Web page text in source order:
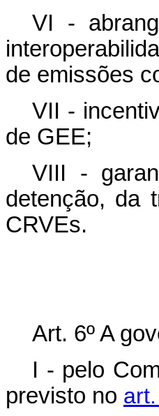
VI -
de emissões
VII -
de GEE;
VIII -
detenção, da
CRVEs.
Art. 6º A
I - pelo
previsto no